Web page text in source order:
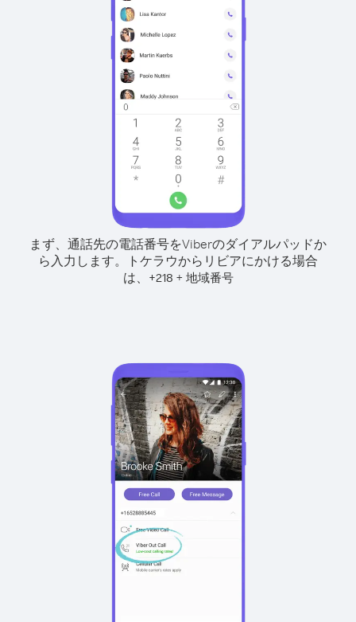
まず、通話先の電話番号をViberのダイアルパッドか
ら入力します。
トケラウからリビアにかける場合
は、
+218 + 地域番号